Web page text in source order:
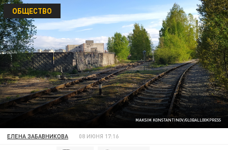
MAKSIM KONSTANTINOV/GLOBALLOOKPRESS
ОБЩЕСТВО
ЕЛЕНА ЗАБАВНИКОВА 08 ИЮНЯ 17:16